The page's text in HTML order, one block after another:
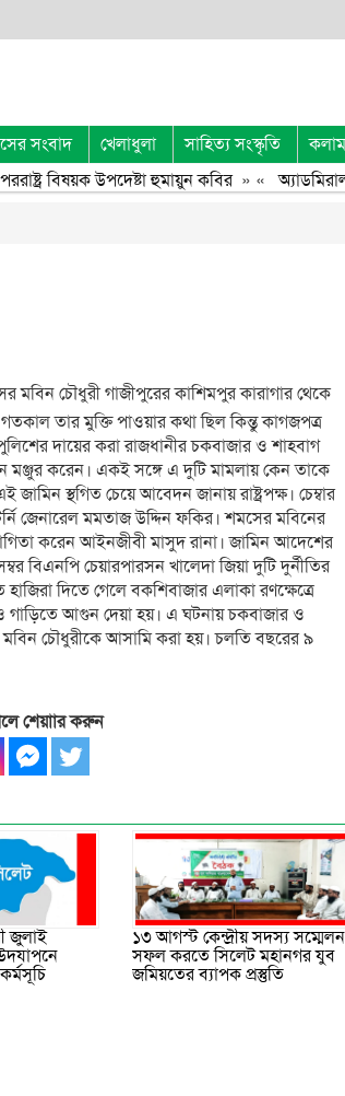
সংবাদ খেলাধুলা সাহিত্য সংস্কৃতি কলাম
বিষয়ক উপদেষ্টা হুমায়ুন কবির» « অ্যাডমিরাল
মবিন চৌধুরী গাজীপুরের কাশিমপুর কারাগার থেকে
তার মুক্তি পাওয়ার কথা ছিল কিন্তু কাগজপত্র
দায়ের করা রাজধানীর চকবাজার ও শাহবাগ
মঞ্জুর করেন। একই সঙ্গে এ দুটি মামলায় কেন তাকে
স্থগিত চেয়ে আবেদন জানায় রাষ্ট্রপক্ষ। চেম্বার
জেনারেল মমতাজ উদ্দিন ফকির। শমসের মবিনের
করেন আইনজীবী মাসুদ রানা। জামিন আদেশের
বিএনপি চেয়ারপারসন খালেদা জিয়া দুটি দুর্নীতির
দিতে গেলে বকশিবাজার এলাকা রণক্ষেত্রে
গাড়িতে আগুন দেয়া হয়। এ ঘটনায় চকবাজার ও
চৌধুরীকে আসামি করা হয়। চলতি বছরের ৯
শেয়াার করুন
জুলাই
১৩ আগস্ট কেন্দ্রীয় সদস্য সম্মেলন
সফল করতে সিলেট মহানগর যুব
জমিয়তের ব্যাপক প্রস্তুতি